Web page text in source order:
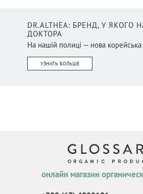
DR.ALTHEA: БРЕНД, У ЯКОГО
ДОКТОРА
На нашій полиці — нова корейська
УЗНАТЬ БОЛЬШЕ
онлайн магазин